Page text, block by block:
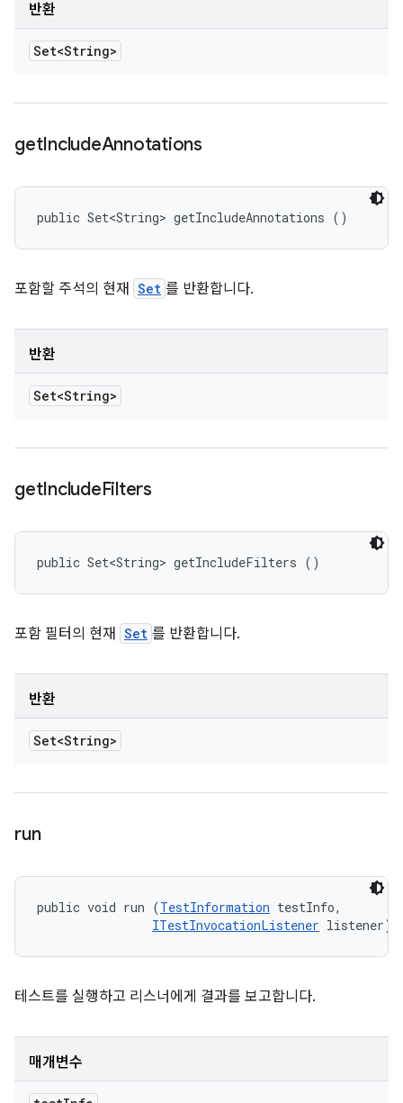
반환
Set<String>
getIncludeAnnotations
public Set<String> getIncludeAnnotations ()
포함할 주석의 현재 Set 를 반환합니다.
반환
Set<String>
getIncludeFilters
public Set<String> getIncludeFilters ()
포함 필터의 현재 Set 를 반환합니다.
반환
Set<String>
run
public void run (TestInformation testInfo,
ITestInvocationListener listener)
테스트를 실행하고 리스너에게 결과를 보고합니다.
매개변수